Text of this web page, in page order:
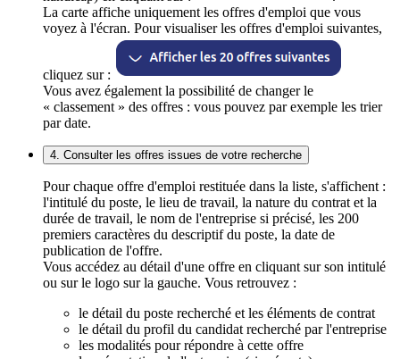
La carte affiche uniquement les offres d'emploi que vous
voyez à l'écran. Pour visualiser les offres d'emploi suivantes,
cliquez sur :
Vous avez également la possibilité de changer le
« classement » des offres : vous pouvez par exemple les trier
par date.
4. Consulter les offres issues de votre recherche
Pour chaque offre d'emploi restituée dans la liste, s'affichent :
l'intitulé du poste, le lieu de travail, la nature du contrat et la
durée de travail, le nom de l'entreprise si précisé, les 200
premiers caractères du descriptif du poste, la date de
publication de l'offre.
Vous accédez au détail d'une offre en cliquant sur son intitulé
ou sur le logo sur la gauche. Vous retrouvez :
le détail du poste recherché et les éléments de contrat
le détail du profil du candidat recherché par l'entreprise
les modalités pour répondre à cette offre